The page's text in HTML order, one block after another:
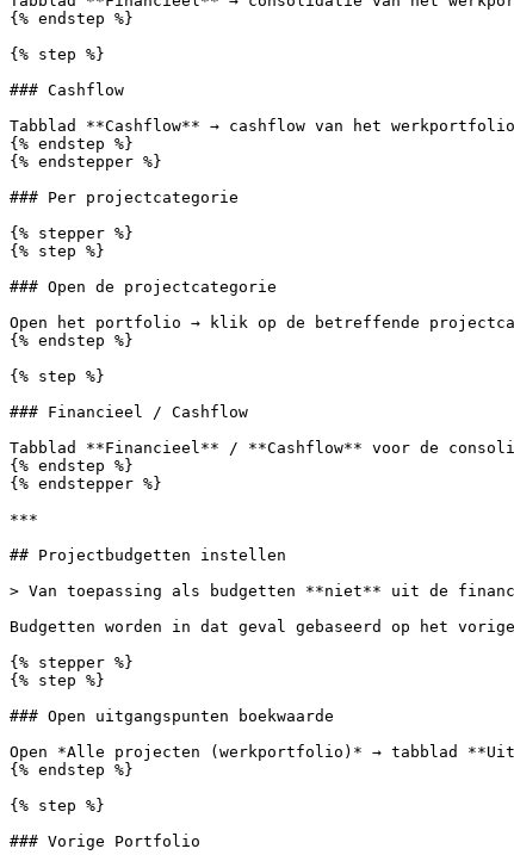
{% endstep %}
{% step %}
### Cashflow
Tabblad **Cashflow** → cashflow van het werkportfolio
{% endstep %}
{% endstepper %}
### Per projectcategorie
{% stepper %}
{% step %}
### Open de projectcategorie
Open het portfolio → klik op de betreffende
{% endstep %}
{% step %}
### Financieel / Cashflow
Tabblad **Financieel** / **Cashflow** voor de
{% endstep %}
{% endstepper %}
***
## Projectbudgetten instellen
> Van toepassing als budgetten **niet** uit de
Budgetten worden in dat geval gebaseerd op het vorige
{% stepper %}
{% step %}
### Open uitgangspunten boekwaarde
Open *Alle projecten (werkportfolio)* → tabblad
{% endstep %}
{% step %}
### Vorige Portfolio